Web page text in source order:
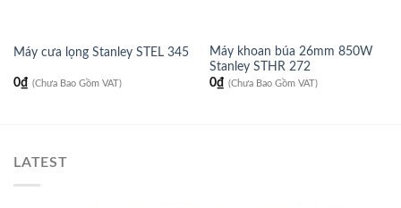
Máy cưa lọng Stanley STEL 345
0₫ (Chưa Bao Gồm VAT)
Máy khoan búa 26mm 850W
Stanley STHR 272
0₫ (Chưa Bao Gồm VAT)
LATEST